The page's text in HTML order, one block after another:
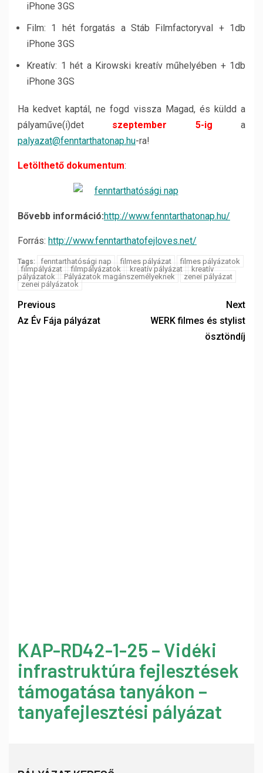
iPhone 3GS
Film: 1 hét forgatás a Stáb Filmfactoryval + 1db
iPhone 3GS
Kreatív: 1 hét a Kirowski kreatív műhelyében + 1db
iPhone 3GS
Ha kedvet kaptál, ne fogd vissza Magad, és küldd a
pályaműve(i)det szeptember 5-ig a
palyazat@fenntarthatonap.hu-ra!
Letölthető dokumentum:
Bővebb információ:http://www.fenntarthatonap.hu/
Forrás: http://www.fenntarthatofejloves.net/
Tags: fenntarthatósági nap filmes pályázat
filmes pályázatok
filmpályázat
filmpályázatok kreatív pályázat
kreatív
pályázatok
Pályázatok magánszemélyeknek
zenei pályázat
zenei pályázatok
Previous
Az Év Fája pályázat
Next
WERK filmes és stylist
ösztöndíj
KAP-RD42-1-25 – Vidéki
infrastruktúra fejlesztések
támogatása tanyákon –
tanyafejlesztési pályázat